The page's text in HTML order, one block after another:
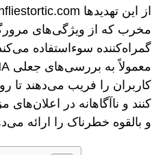
مخرب که از ویژگی‌های
گمراه‌کننده سوءاستفاده
کاربران را فریب می‌دهند تا
کنند و ناآگاهانه در
و بالقوه خطرناک را ارائه